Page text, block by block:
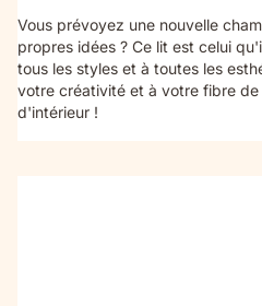
Vous prévoyez une nouvelle
propres idées ? Ce lit est celui
tous les styles et à toutes les
votre créativité et à votre fibre
d'intérieur !